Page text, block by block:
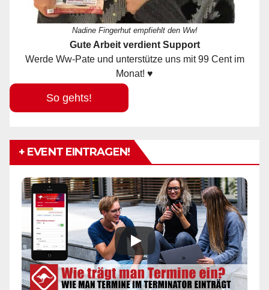
Nadine Fingerhut empfiehlt den Ww!
Gute Arbeit verdient Support
Werde Ww-Pate und unterstütze uns mit 99 Cent im
Monat! ♥
So gehts!
+ EVENT EINTRAGEN!